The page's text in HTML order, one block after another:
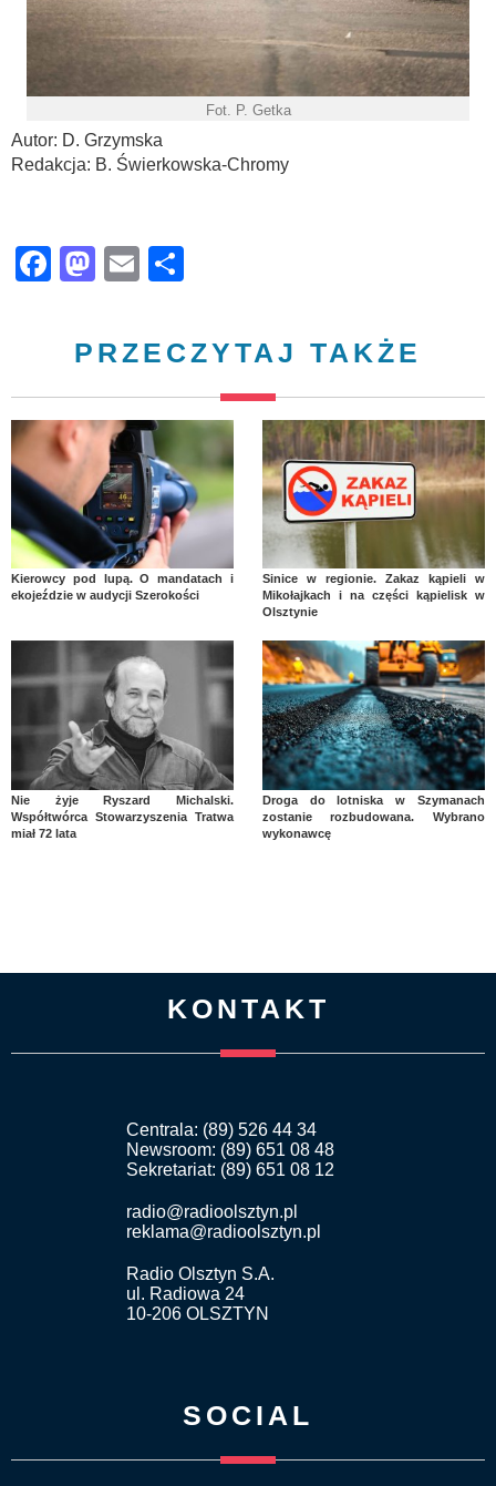
Fot. P. Getka
Autor: D. Grzymska
Redakcja: B. Świerkowska-Chromy
Facebook
Mastodon
Email
PRZECZYTAJ TAKŻE
Kierowcy pod lupą. O mandatach i
ekojeździe w audycji Szerokości
Sinice w regionie. Zakaz kąpieli w
Mikołajkach i na części kąpielisk w
Olsztynie
Nie żyje Ryszard Michalski.
Współtwórca Stowarzyszenia Tratwa
miał 72 lata
Droga do lotniska w Szymanach
zostanie rozbudowana. Wybrano
wykonawcę
KONTAKT
Centrala: (89) 526 44 34
Newsroom: (89) 651 08 48
Sekretariat: (89) 651 08 12
radio@radioolsztyn.pl
reklama@radioolsztyn.pl
Radio Olsztyn S.A.
ul. Radiowa 24
10-206 OLSZTYN
SOCIAL